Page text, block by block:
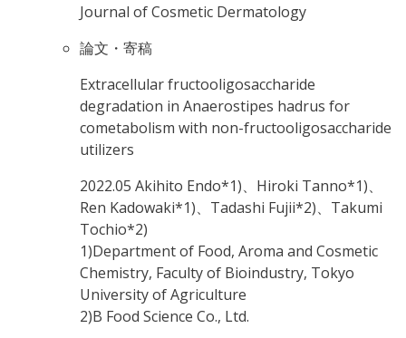
Journal of Cosmetic Dermatology
論文・寄稿
Extracellular fructooligosaccharide
degradation in Anaerostipes hadrus for
cometabolism with non-fructooligosaccharide
utilizers
2022.05 Akihito Endo*1)、Hiroki Tanno*1)、
Ren Kadowaki*1)、Tadashi Fujii*2)、Takumi
Tochio*2)
1)Department of Food, Aroma and Cosmetic
Chemistry, Faculty of Bioindustry, Tokyo
University of Agriculture
2)B Food Science Co., Ltd.